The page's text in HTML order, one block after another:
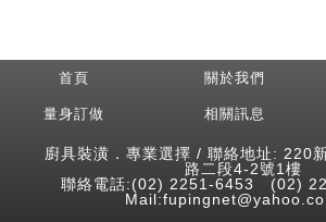
首頁 關於我們
量身訂做 相關訊息
廚具裝潢．專業選擇 / 聯絡地址: 220
路二段4-2號1樓
聯絡電話:(02) 2251-6453 (02)